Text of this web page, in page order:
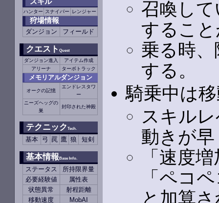
ハンター スナイパー レンジャー
狩場情報
ダンジョン フィールド
クエストQuest
ダンジョン進入
アイテム作成
アリーナ
ターボトラック
メモリアルダンジョン
オークの記憶
エンドレスタワ
ー
ニーズヘッグの
巣
封印された神殿
テクニックTech.
基本 弓 罠 鷹 狼 短剣
基本情報Base Info.
ステータス
所持限界量
必要経験値
属性表
状態異常
射程距離
移動速度
MobAI
召喚し
するこ
乗る時
する。
騎乗中は
スキル
動きが
「速度
「ペコ
と加算